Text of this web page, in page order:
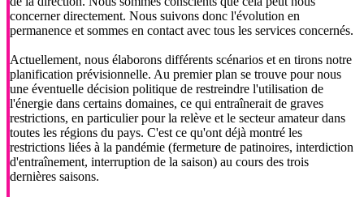
concerner directement. Nous suivons donc l'évolution en
permanence et sommes en contact avec tous les services concernés.
Actuellement, nous élaborons différents scénarios et en tirons notre
planification prévisionnelle. Au premier plan se trouve pour nous
une éventuelle décision politique de restreindre l'utilisation de
l'énergie dans certains domaines, ce qui entraînerait de graves
restrictions, en particulier pour la relève et le secteur amateur dans
toutes les régions du pays. C'est ce qu'ont déjà montré les
restrictions liées à la pandémie (fermeture de patinoires, interdiction
d'entraînement, interruption de la saison) au cours des trois
dernières saisons.